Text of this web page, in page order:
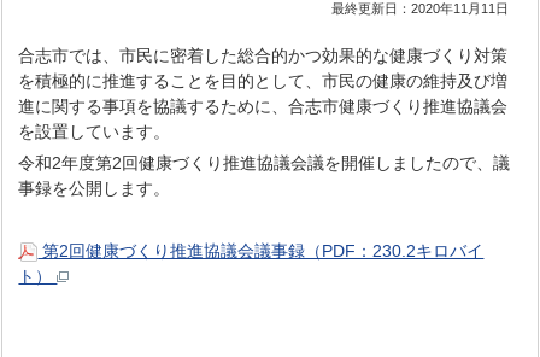
最終更新日：2020年11月11日
合志市では、市民に密着した総合的かつ効果的な健康づくり対策
を積極的に推進することを目的として、市民の健康の維持及び増
進に関する事項を協議するために、合志市健康づくり推進協議会
を設置しています。
令和2年度第2回健康づくり推進協議会議を開催しましたので、議
事録を公開します。
第2回健康づくり推進協議会議事録（PDF：230.2キロバイ
ト）